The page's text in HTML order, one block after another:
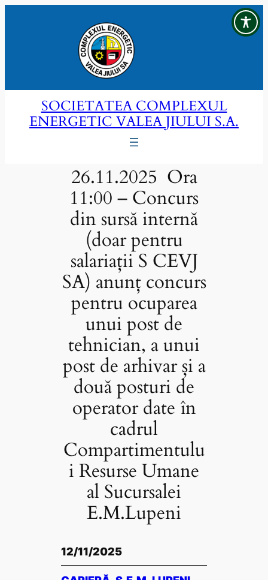
SOCIETATEA COMPLEXUL
ENERGETIC VALEA JIULUI S.A.
26.11.2025 Ora
11:00 – Concurs
din sursă internă
(doar pentru
salariații S CEVJ
SA) anunț concurs
pentru ocuparea
unui post de
tehnician, a unui
post de arhivar și a
două posturi de
operator date în
cadrul
Compartimentulu
i Resurse Umane
al Sucursalei
E.M.Lupeni
12/11/2025